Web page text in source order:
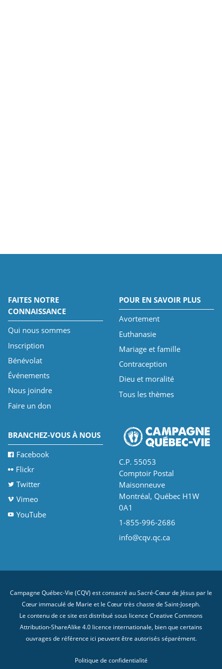
FAITES NOTRE
CONNAISSANCE
Qui nous sommes
Inscription
Bénévolat
Événements
Nous joindre
Faire un don
POUR EN SAVOIR PLUS
Avortement
Euthanasie
Mariage et famille
Contraception
Dieu et moralité
Tous les thèmes
BRANCHEZ-VOUS À NOUS
Facebook
Flickr
Twitter
Vimeo
YouTube
C.P. 55053
Comptoir Postal
Maisonneuve
Montréal, Québec H1W
0A1
1-855-996-2686
info@cqv.qc.ca
Campagne Québec-Vie (CQV) est consacré au Sacré-Cœur de Jésus par le
Cœur immaculé de Marie et le Cœur très chaste de Saint-Joseph.
Le contenu de ce site est distribué sous licence Creative Commons
Attribution-ShareAlike 4.0 licence internationale, bien que certains
ouvrages de référence ici peuvent être autorisés séparément.
Politique de confidentialité